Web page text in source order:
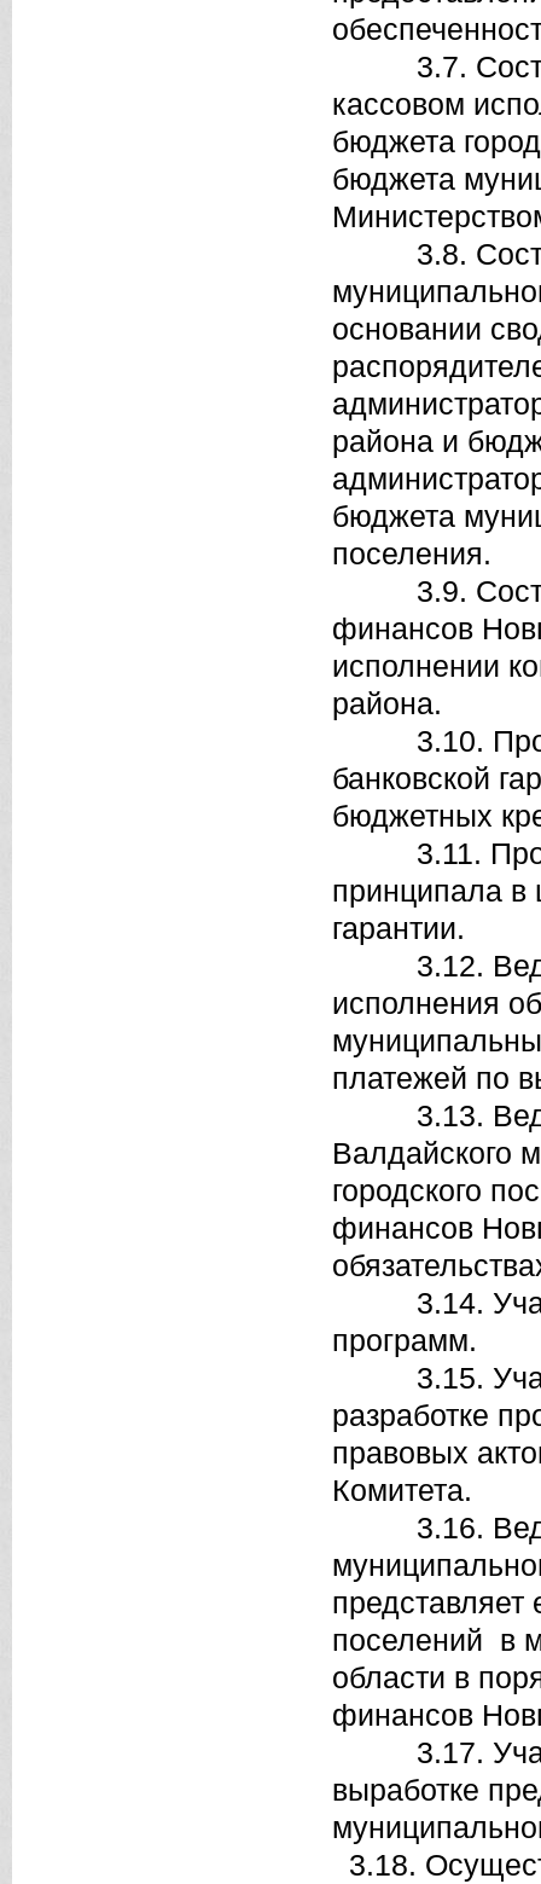
3.7.
кассовом
бюджета
бюджета
3.8.
основании
района и
бюджета
поселения.
3.9.
финансов
исполнении
района.
3.10.
банковской
бюджетных
3.11.
принципала в
гарантии.
3.12. Ведет
исполнения
платежей по
3.13. Ведет
Валдайского
городского
финансов
3.14.
программ.
3.15.
разработке
правовых
Комитета.
3.16. Ведет
представляет
поселений в
области в
финансов
3.17.
выработке
3.18.